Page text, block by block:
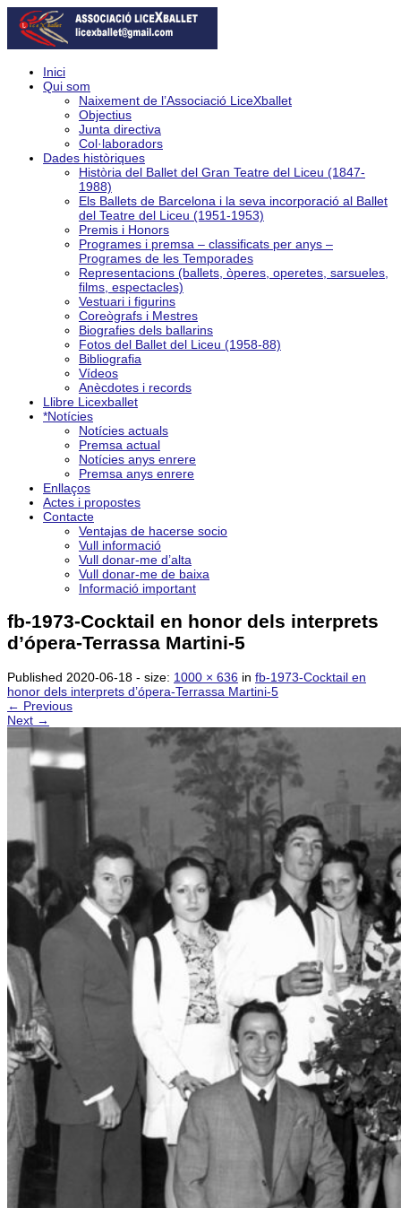
Inici
Qui som
Naixement de l’Associació LiceXballet
Objectius
Junta directiva
Col·laboradors
Dades històriques
Història del Ballet del Gran Teatre del Liceu (1847-
1988)
Els Ballets de Barcelona i la seva incorporació al Ballet
del Teatre del Liceu (1951-1953)
Premis i Honors
Programes i premsa – classificats per anys –
Programes de les Temporades
Representacions (ballets, òperes, operetes, sarsueles,
films, espectacles)
Vestuari i figurins
Coreògrafs i Mestres
Biografies dels ballarins
Fotos del Ballet del Liceu (1958-88)
Bibliografia
Vídeos
Anècdotes i records
Llibre Licexballet
*Notícies
Notícies actuals
Premsa actual
Notícies anys enrere
Premsa anys enrere
Enllaços
Actes i propostes
Contacte
Ventajas de hacerse socio
Vull informació
Vull donar-me d’alta
Vull donar-me de baixa
Informació important
fb-1973-Cocktail en honor dels interprets
d’ópera-Terrassa Martini-5
Published 2020-06-18 - size: 1000 × 636 in fb-1973-Cocktail en
honor dels interprets d’ópera-Terrassa Martini-5
← Previous
Next →